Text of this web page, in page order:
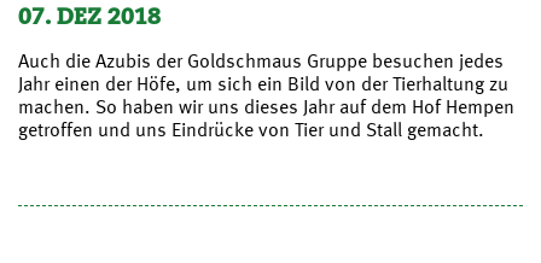
07. DEZ 2018
Auch die Azubis der Goldschmaus Gruppe besuchen jedes
Jahr einen der Höfe, um sich ein Bild von der Tierhaltung zu
machen. So haben wir uns dieses Jahr auf dem Hof Hempen
getroffen und uns Eindrücke von Tier und Stall gemacht.